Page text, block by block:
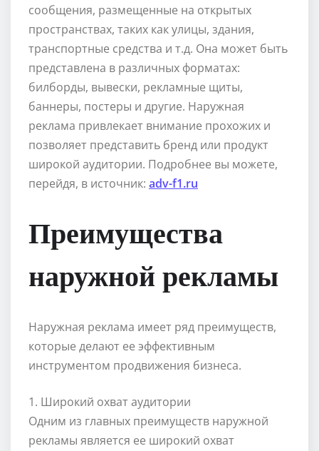
сообщения, размещенные на открытых
пространствах, таких как улицы, здания,
транспортные средства и т.д. Она может быть
представлена в различных форматах:
билборды, вывески, рекламные щиты,
баннеры, постеры и другие. Наружная
реклама привлекает внимание прохожих и
позволяет представить бренд или продукт
широкой аудитории. Подробнее вы можете,
перейдя, в источник: adv-f1.ru
Преимущества
наружной рекламы
Наружная реклама имеет ряд преимуществ,
которые делают ее эффективным
инструментом продвижения бизнеса.
1. Широкий охват аудитории
Одним из главных преимуществ наружной
рекламы является ее широкий охват